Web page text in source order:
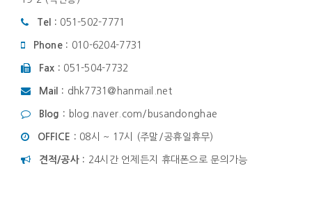
Tel : 051-502-7771
Phone : 010-6204-7731
Fax : 051-504-7732
Mail : dhk7731@hanmail.net
Blog : blog.naver.com/busandonghae
OFFICE : 08시 ~ 17시 (주말/공휴일휴무)
견적/공사 : 24시간 언제든지 휴대폰으로 문의가능